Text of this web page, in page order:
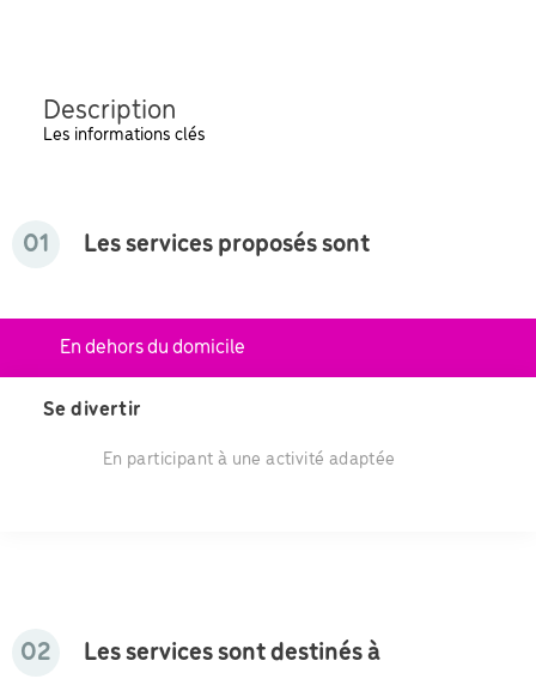
Description
Les informations clés
01 Les services proposés sont
En dehors du domicile
Se divertir
En participant à une activité adaptée
02 Les services sont destinés à